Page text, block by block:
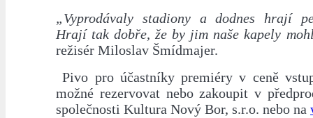
„Vyprodávaly stadiony a dodnes hrají
Hrají tak dobře, že by jim naše kapely
režisér Miloslav Šmídmajer.
Pivo pro účastníky premiéry v ceně
možné rezervovat nebo zakoupit v
společnosti Kultura Nový Bor, s.r.o. nebo na